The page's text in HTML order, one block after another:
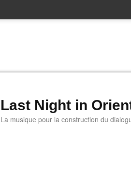
Last Night in
La musique pour la construction du